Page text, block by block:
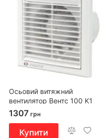
Осьовий витяжний
вентилятор Вентс 100 K1
1307 грн
Купити